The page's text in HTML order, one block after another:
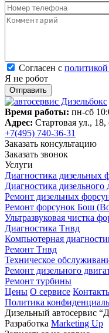
Номер телефона
Комментарий
Согласен с политикой
Согласен с
Я не робот
Время работы: пн-сб
Адрес: Стартовая ул.,
+7(495) 740-36-31
Заказать консультацию
Заказать звонок
Услуги
Диагностика дизельных
Диагностика дизельного
Ремонт дизельных
Ремонт форсунок Бош
Ультразвуковая чистка
Диагностика Тнвд
Компьютерная
Ремонт Тнвд
Техническое
Ремонт дизельного
Ремонт турбины
Цены О сервисе
Политика
Дизельный автосервис
Разработка Marketing Up